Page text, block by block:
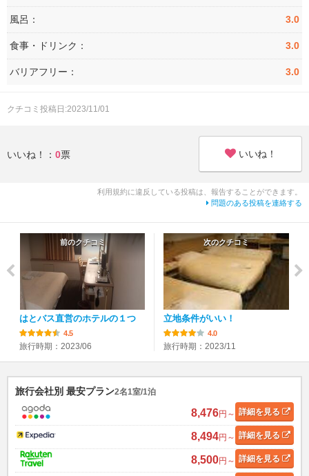
風呂： 3.0
食事・ドリンク： 3.0
バリアフリー： 3.0
クチコミ投稿日:2023/11/01
いいね！： 0票 いいね！
利用規約に違反している投稿は、報告することができます。
問題のある投稿を連絡する
前のクチコミ
はとバス直営のホテルの１つ
4.5
旅行時期：2023/06
次のクチコミ
立地条件がいい！
4.0
旅行時期：2023/11
旅行会社別 最安プラン2名1室/1泊
8,476円～ 詳細を見る
8,494円～ 詳細を見る
8,500円～ 詳細を見る